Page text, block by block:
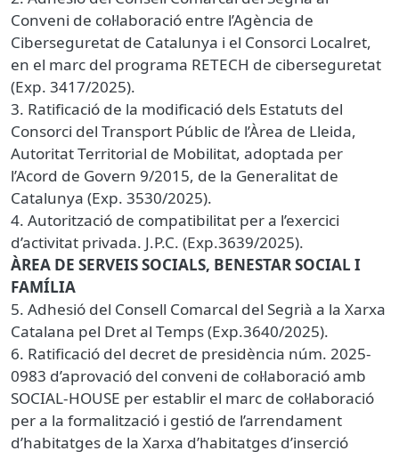
Conveni de col·laboració entre l’Agència de
Ciberseguretat de Catalunya i el Consorci Localret,
en el marc del programa RETECH de ciberseguretat
(Exp. 3417/2025).
3. Ratificació de la modificació dels Estatuts del
Consorci del Transport Públic de l’Àrea de Lleida,
Autoritat Territorial de Mobilitat, adoptada per
l’Acord de Govern 9/2015, de la Generalitat de
Catalunya (Exp. 3530/2025).
4. Autorització de compatibilitat per a l’exercici
d’activitat privada. J.P.C. (Exp.3639/2025).
ÀREA DE SERVEIS SOCIALS, BENESTAR SOCIAL I
FAMÍLIA
5. Adhesió del Consell Comarcal del Segrià a la Xarxa
Catalana pel Dret al Temps (Exp.3640/2025).
6. Ratificació del decret de presidència núm. 2025-
0983 d’aprovació del conveni de col·laboració amb
SOCIAL-HOUSE per establir el marc de col·laboració
per a la formalització i gestió de l’arrendament
d’habitatges de la Xarxa d’habitatges d’inserció